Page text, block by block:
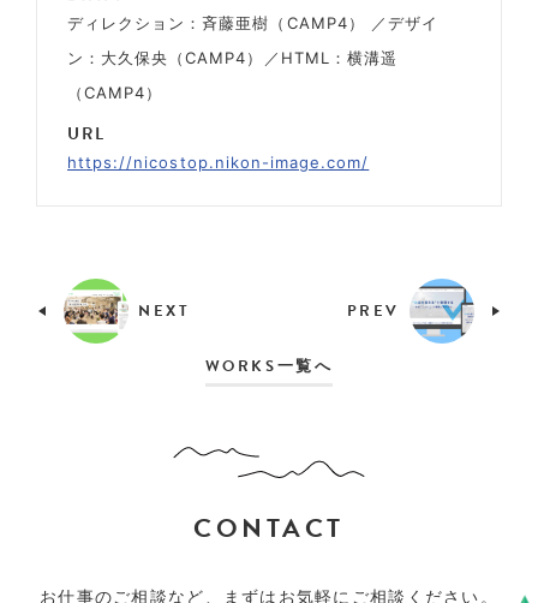
ディレクション：斉藤亜樹（CAMP4） ／デザイ
ン：大久保央（CAMP4）／HTML：横溝遥
（CAMP4）
URL
https://nicostop.nikon-image.com/
NEXT
WORKS一覧へ
PREV
CONTACT
お仕事のご相談など、まずはお気軽にご相談ください。